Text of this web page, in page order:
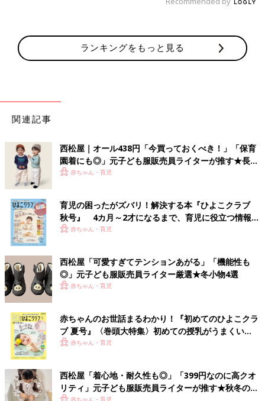
ランキングをもっと見る
関連記事
西松屋｜オール438円「今買っておくべき！」「保育
園着にも◎」元子ども服販売員ライターが推す★長袖
Tシャツ5選
赤ちゃん・育児
育児の困ったがズバリ！解決する本『ひよこクラブ
秋号』 4カ月～2才になるまで、育児に役立つ情報が
いっぱい！
赤ちゃん・育児
西松屋「可愛すぎてテンションあがる」「機能性も
◎」元子ども服販売員ライター厳選★冬小物4選
赤ちゃん・育児
赤ちゃんのお世話まるわかり！『初めてのひよこクラ
ブ 夏号』〈巻頭大特集〉初めての授乳がうまくい
く！ おっぱい・ミルクの基本と夏のトラブル 解決テ
赤ちゃん・育児
西松屋「着心地・耐久性も◎」「399円なのに高クオ
リティ」元子ども服販売員ライターが推す★秋冬のお
赤ちゃん・育児